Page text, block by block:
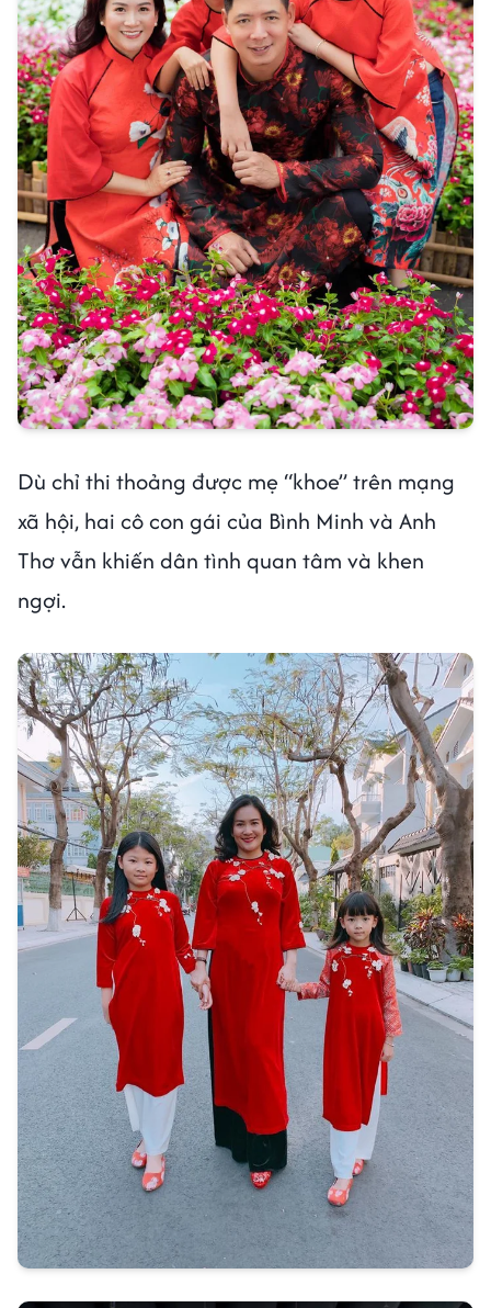
Dù chỉ thi thoảng được mẹ “khoe” trên mạng
xã hội, hai cô con gái của Bình Minh và Anh
Thơ vẫn khiến dân tình quan tâm và khen
ngợi.